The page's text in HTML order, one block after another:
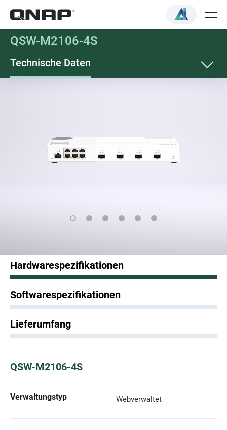
QSW-M2106-4S
Technische Daten
Hardwarespezifikationen
Softwarespezifikationen
Lieferumfang
QSW-M2106-4S
Verwaltungstyp Webverwaltet